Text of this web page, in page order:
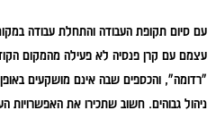
עם סיום תקופת העבודה והתחלת עבודה
עצמם עם קרן פנסיה לא פעילה מהמקום
"רדומה", והכספים שבה אינם מושקעים
ניהול גבוהים. חשוב שתכירו את האפשרויות